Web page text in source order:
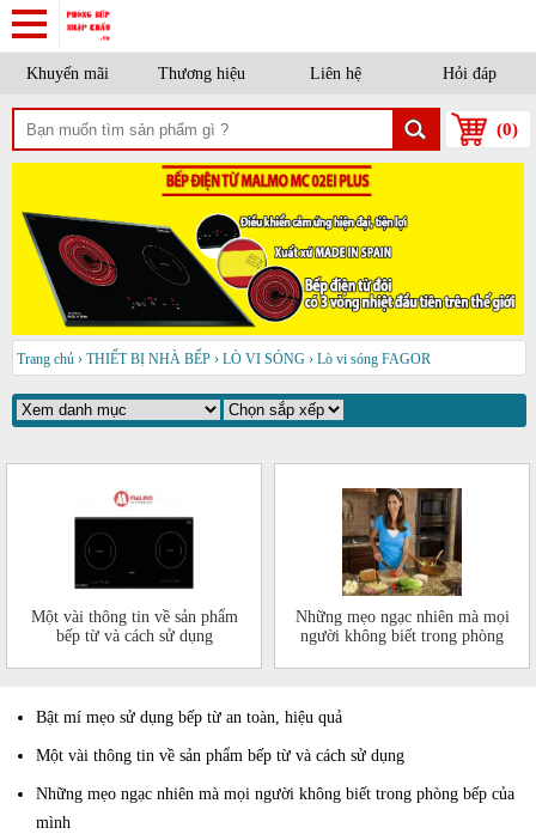
Khuyến mãi Thương hiệu Liên hệ Hỏi đáp
(0)
Trang chủ › THIẾT BỊ NHÀ BẾP › LÒ VI SÓNG › Lò vi sóng FAGOR
Một vài thông tin về sản phẩm
bếp từ và cách sử dụng
Những mẹo ngạc nhiên mà mọi
người không biết trong phòng
Bật mí mẹo sử dụng bếp từ an toàn, hiệu quả
Một vài thông tin về sản phẩm bếp từ và cách sử dụng
Những mẹo ngạc nhiên mà mọi người không biết trong phòng bếp của
mình